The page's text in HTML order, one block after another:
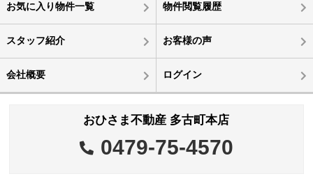
お気に入り物件一覧 物件閲覧履歴
スタッフ紹介 お客様の声
会社概要 ログイン
おひさま不動産 多古町本店
0479-75-4570